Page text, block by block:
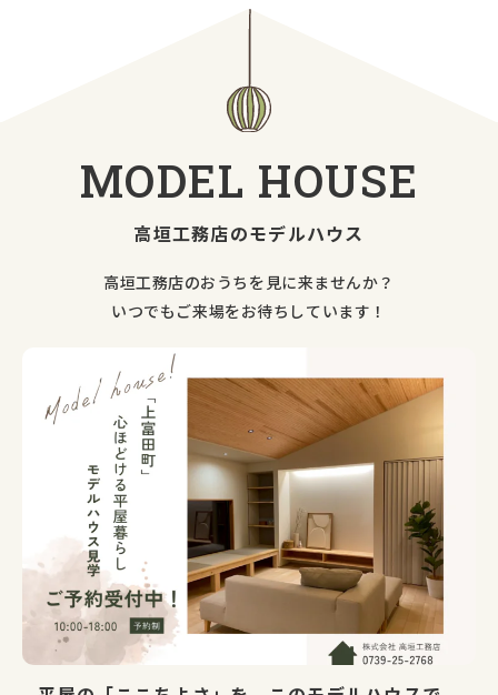
MODEL HOUSE
高垣工務店のモデルハウス
高垣工務店のおうちを見に来ませんか？
いつでもご来場をお待ちしています！